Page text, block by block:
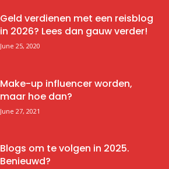
Geld verdienen met een reisblog
in 2026? Lees dan gauw verder!
June 25, 2020
Make-up influencer worden,
maar hoe dan?
June 27, 2021
Blogs om te volgen in 2025.
Benieuwd?